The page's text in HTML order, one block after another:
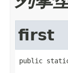
first
public